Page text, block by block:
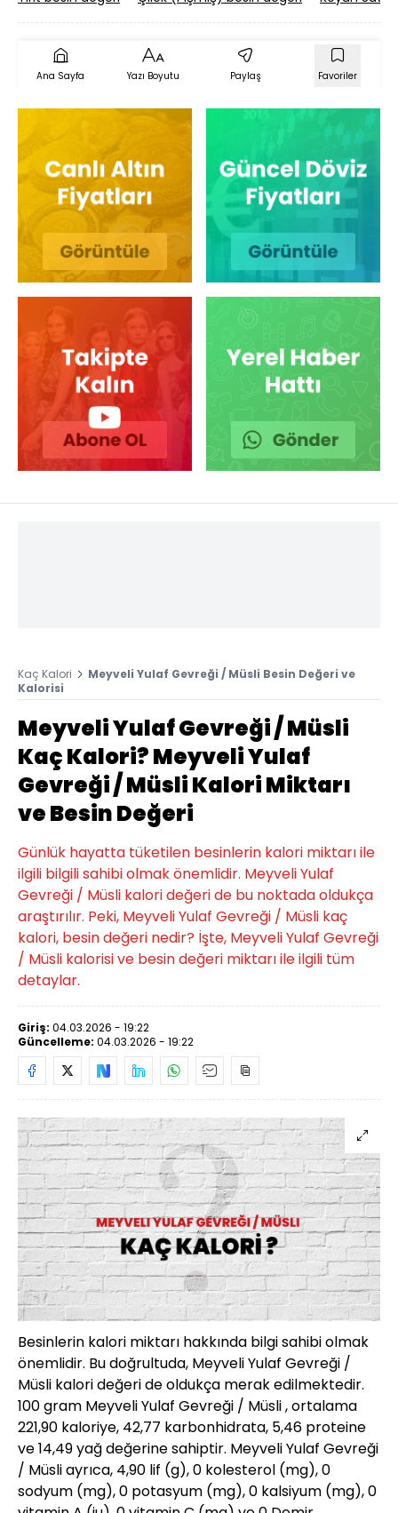
Ana Sayfa Yazı Boyutu Paylaş Favoriler
Kaç Kalori
Meyveli Yulaf Gevreği / Müsli Besin Değeri ve
Kalorisi
Meyveli Yulaf Gevreği / Müsli
Kaç Kalori? Meyveli Yulaf
Gevreği / Müsli Kalori Miktarı
ve Besin Değeri
Günlük hayatta tüketilen besinlerin kalori miktarı ile
ilgili bilgili sahibi olmak önemlidir. Meyveli Yulaf
Gevreği / Müsli kalori değeri de bu noktada oldukça
araştırılır. Peki, Meyveli Yulaf Gevreği / Müsli kaç
kalori, besin değeri nedir? İşte, Meyveli Yulaf Gevreği
/ Müsli kalorisi ve besin değeri miktarı ile ilgili tüm
detaylar.
Giriş: 04.03.2026 - 19:22
Güncelleme: 04.03.2026 - 19:22
Besinlerin kalori miktarı hakkında bilgi sahibi olmak
önemlidir. Bu doğrultuda, Meyveli Yulaf Gevreği /
Müsli kalori değeri de oldukça merak edilmektedir.
100 gram Meyveli Yulaf Gevreği / Müsli , ortalama
221,90 kaloriye, 42,77 karbonhidrata, 5,46 proteine
ve 14,49 yağ değerine sahiptir. Meyveli Yulaf Gevreği
/ Müsli ayrıca, 4,90 lif (g), 0 kolesterol (mg), 0
sodyum (mg), 0 potasyum (mg), 0 kalsiyum (mg), 0